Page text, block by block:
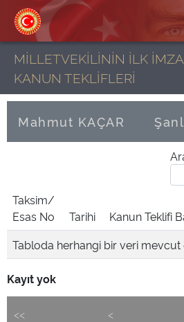
MİLLETVEKİLİNİN İLK
KANUN TEKLİFLERİ
Mahmut KAÇAR
Taksim/
Esas No
Tarihi
Kanun Teklifi
Tabloda herhangi bir veri mevcut
Kayıt yok
<< <